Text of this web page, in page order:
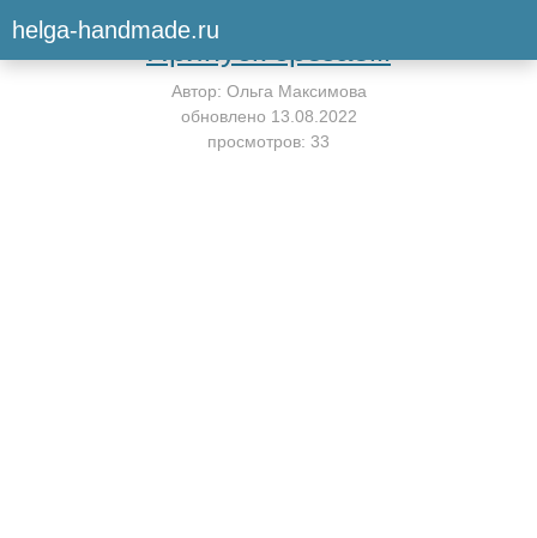
helga-handmade.ruВернуться к мастер-классу
Припуск срезаем
Автор: Ольга Максимова
обновлено 13.08.2022
просмотров: 33